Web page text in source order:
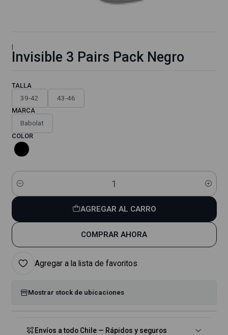
|
Invisible 3 Pairs Pack Negro
TALLA
39-42 43-46
MARCA
Babolat
COLOR
Cantidad
AGREGAR AL CARRO
COMPRAR AHORA
Agregar a la lista de favoritos
Mostrar stock de ubicaciones
Envíos a todo Chile — Rápidos y seguros